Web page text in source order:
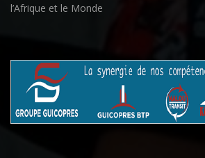
l’Afrique et le Monde